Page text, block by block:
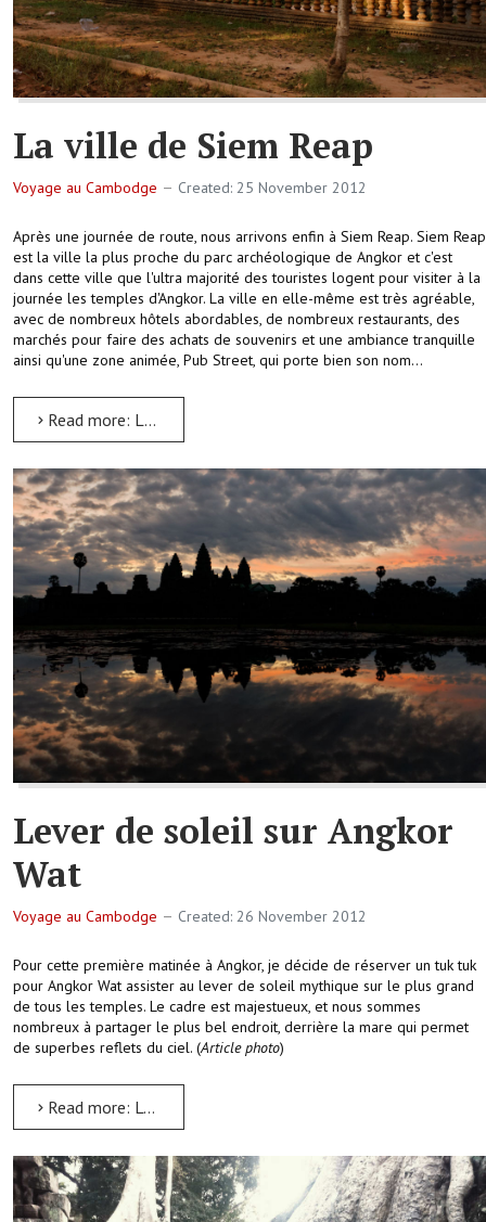
La ville de Siem Reap
Voyage au Cambodge Created: 25 November 2012
Après une journée de route, nous arrivons enfin à Siem Reap. Siem Reap
est la ville la plus proche du parc archéologique de Angkor et c'est
dans cette ville que l'ultra majorité des touristes logent pour visiter à la
journée les temples d'Angkor. La ville en elle-même est très agréable,
avec de nombreux hôtels abordables, de nombreux restaurants, des
marchés pour faire des achats de souvenirs et une ambiance tranquille
ainsi qu'une zone animée, Pub Street, qui porte bien son nom…
Read more: La ville de Siem Reap
Lever de soleil sur Angkor
Wat
Voyage au Cambodge Created: 26 November 2012
Pour cette première matinée à Angkor, je décide de réserver un tuk tuk
pour Angkor Wat assister au lever de soleil mythique sur le plus grand
de tous les temples. Le cadre est majestueux, et nous sommes
nombreux à partager le plus bel endroit, derrière la mare qui permet
de superbes reflets du ciel. (Article photo)
Read more: Lever de soleil sur Angkor Wat